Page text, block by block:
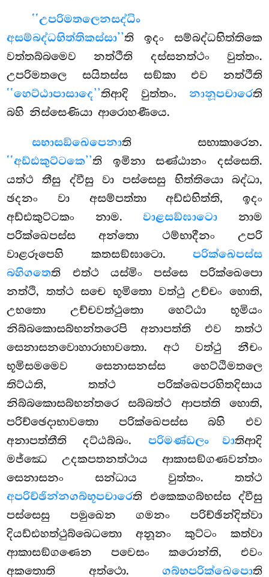
‘‘උපරිමතලෙනසද්ධිං
අසම්බද්ධභිත්තිකස්සා’’ති ඉදං සම්බද්ධභිත්තිකෙ
වත්තබ්බමෙව නත්ථීති දස්සනත්ථං වුත්තං.
උපරිමතලෙ සයිතස්ස සඞ්කා එව නත්ථීති
‘‘හෙට්ඨාපාසාදෙ’’තිආදි වුත්තං. නානූපචාරෙති
බහි නිස්සෙණියා ආරොහණීයෙ.
සභාසඞ්ඛෙපෙනාති සභාකාරෙන.
‘‘අඩ්ඪකුට්ටකෙ’’ති ඉමිනා සණ්ඨානං දස්සෙති.
යත්ථ තීසු ද්වීසු වා පස්සෙසු භිත්තියො බද්ධා,
ඡදනං වා අසම්පත්තා අඩ්ඪභිත්ති, ඉදං
අඩ්ඪකුට්ටකං නාම.වාළසඞ්ඝාටො නාම
පරික්ඛෙපස්ස අන්තො ථම්භාදීනං උපරි
වාළරූපෙහි කතසඞ්ඝාටො. පරික්ඛෙපස්ස
බහිගතෙති එත්ථ යස්මිං පස්සෙ පරික්ඛෙපො
නත්ථි, තත්ථ සචෙ භූමිතො වත්ථු උච්චං හොති,
උභතො උච්චවත්ථුතො හෙට්ඨා භූමියං
නිබ්බකොසබ්භන්තරෙපි අනාපත්ති එව තත්ථ
සෙනාසනවොහාරාභාවතො. අථ වත්ථු නීචං
භූමිසමමෙව සෙනාසනස්ස හෙට්ඨිමතලෙ
තිට්ඨති, තත්ථ පරික්ඛෙපරහිතදිසාය
නිබ්බකොසබ්භන්තරෙ සබ්බත්ථ ආපත්ති හොති,
පරිච්ඡෙදාභාවතො පරික්ඛෙපස්ස බහි එව
අනාපත්තීති දට්ඨබ්බං. පරිමණ්ඩලං වාතිආදි
මජ්ඣෙ උදකපතනත්ථාය ආකාසඞ්ගණවන්තං
සෙනාසනං සන්ධාය වුත්තං. තත්ථ
අපරිච්ඡින්නගබ්භූපචාරෙති එකෙකගබ්භස්ස ද්වීසු
පස්සෙසු පමුඛෙන ගමනං පරිච්ඡින්දිත්වා
දියඩ්ඪහත්ථුබ්බෙධතො අනූනං කුට්ටං කත්වා
ආකාසඞ්ගණෙන පවෙසං කරොන්ති, එවං
අකතොති අත්ථො. ගබ්භපරික්ඛෙපොති